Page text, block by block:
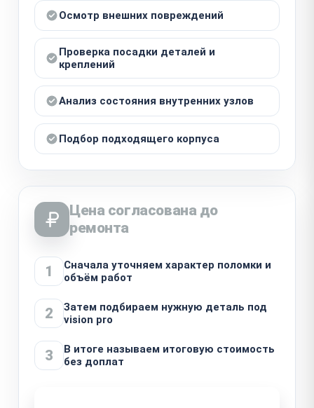
Осмотр внешних повреждений
Проверка посадки деталей и
креплений
Анализ состояния внутренних узлов
Подбор подходящего корпуса
Цена согласована до
ремонта
1
Сначала уточняем характер поломки и
объём работ
2
Затем подбираем нужную деталь под
vision pro
3
В итоге называем итоговую стоимость
без доплат